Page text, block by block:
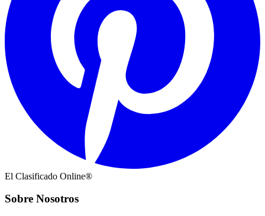
El Clasificado Online®
Sobre Nosotros